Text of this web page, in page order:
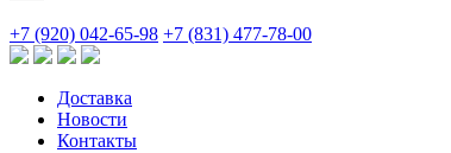
+7 (920) 042-65-98 +7 (831) 477-78-00
Доставка
Новости
Контакты